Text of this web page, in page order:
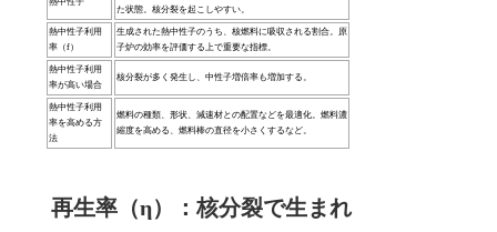
た状態。核分裂を起こしやすい。
熱中性子利用
率（f）
生成された熱中性子のうち、核燃料に吸収される割合。原
子炉の効率を評価する上で重要な指標。
熱中性子利用
率が高い場合
核分裂が多く発生し、中性子増倍率も増加する。
熱中性子利用
率を高める方
法
燃料の種類、形状、減速材との配置などを最適化。燃料濃
縮度を高める、燃料棒の直径を小さくするなど。
再生率（η）：核分裂で生まれ